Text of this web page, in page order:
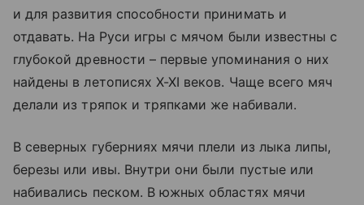
и для развития способности принимать и
отдавать. На Руси игры с мячом были известны с
глубокой древности – первые упоминания о них
найдены в летописях X-XI веков. Чаще всего мяч
делали из тряпок и тряпками же набивали.
В северных губерниях мячи плели из лыка липы,
березы или ивы. Внутри они были пустые или
набивались песком. В южных областях мячи